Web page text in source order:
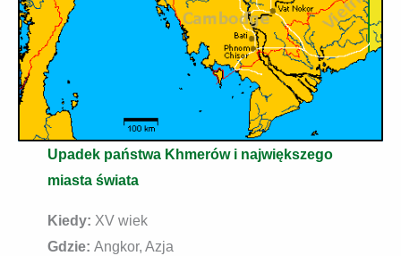
Upadek państwa Khmerów i największego
miasta świata
Kiedy: XV wiek
Gdzie: Angkor, Azja